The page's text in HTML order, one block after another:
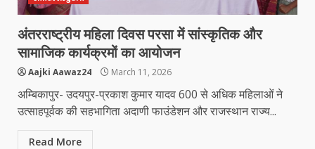
अंतरराष्ट्रीय महिला दिवस परसा में सांस्कृतिक और
सामाजिक कार्यक्रमों का आयोजन
Aajki Aawaz24 March 11, 2026
अम्बिकापुर- उदयपुर-प्रकाश कुमार यादव 600 से अधिक महिलाओं ने
उत्साहपूर्वक की सहभागिता अदाणी फाउंडेशन और राजस्थान राज्य...
Read More